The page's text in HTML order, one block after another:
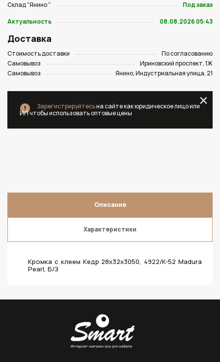
Склад "Янино "
Под заказ
Актуальность
08.08.2026 05:43
Доставка
Стоимость доставки
По согласованию
Самовывоз
Ириновский проспект, 1Ж
Самовывоз
Янино, Индустриальная улица, 21
Зарегистрируйтесьна сайте как юридическое лицо или
ИП чтобы использовать оптовые цены
Описание
Характеристики
Кромка с клеем Кедр 28х32х3050, 4922/K-52 Madura
Pearl, Б/З